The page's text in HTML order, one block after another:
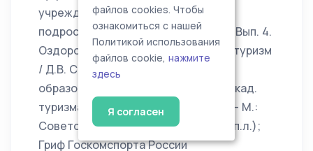
учрежд. доп. образования детей,
подростков и молоде-жи. [Текст] : Вып. 4.
Оздоровительно-познавательный туризм
/ Д.В. Смирнов ; Ин-т общ. сред.
образования РАО, Рос. междунар. акад.
туризма. / Авт.-сост. Д.В. Смирнов. – М.:
Советский спорт, 2003. –104 с. (6,5 п.л.);
Гриф Госкомспорта России
файлов cookies. Чтобы
ознакомиться с нашей
Политикой использования
файлов cookie, нажмите
здесь
Я согласен